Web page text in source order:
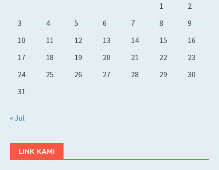
1
2
3
4 5 6 7 8
9
10
11 12 13 14 15
16
17
18 19 20 21 22
23
24
25 26 27 28 29
30
31
« Jul
LINK KAMI